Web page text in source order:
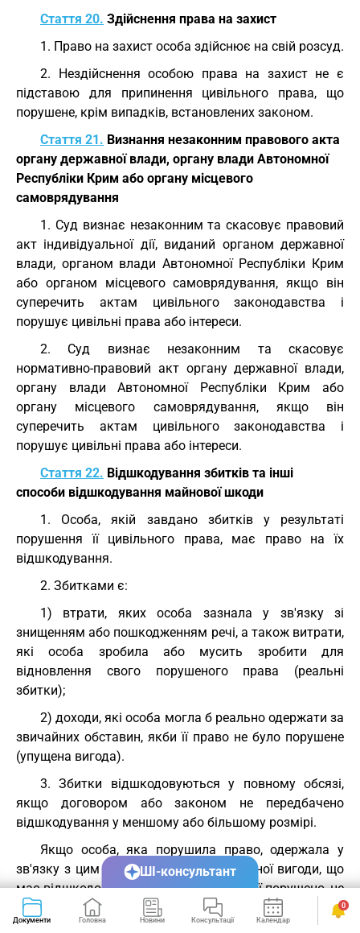
Стаття 20. Здійснення права на захист
1. Право на захист особа здійснює на свій розсуд.
2. Нездійснення особою права на захист не є
підставою для припинення цивільного права, що
порушене, крім випадків, встановлених законом.
Стаття 21. Визнання незаконним правового акта
органу державної влади, органу влади Автономної
Республіки Крим або органу місцевого
самоврядування
1. Суд визнає незаконним та скасовує правовий
акт індивідуальної дії, виданий органом державної
влади, органом влади Автономної Республіки Крим
або органом місцевого самоврядування, якщо він
суперечить актам цивільного законодавства і
порушує цивільні права або інтереси.
2. Суд визнає незаконним та скасовує
нормативно-правовий акт органу державної влади,
органу влади Автономної Республіки Крим або
органу місцевого самоврядування, якщо він
суперечить актам цивільного законодавства і
порушує цивільні права або інтереси.
Стаття 22. Відшкодування збитків та інші
способи відшкодування майнової шкоди
1. Особа, якій завдано збитків у результаті
порушення її цивільного права, має право на їх
відшкодування.
2. Збитками є:
1) втрати, яких особа зазнала у зв'язку зі
знищенням або пошкодженням речі, а також витрати,
які особа зробила або мусить зробити для
відновлення свого порушеного права (реальні
збитки);
2) доходи, які особа могла б реально одержати за
звичайних обставин, якби її право не було порушене
(упущена вигода).
3. Збитки відшкодовуються у повному обсязі,
якщо договором або законом не передбачено
відшкодування у меншому або більшому розмірі.
Якщо особа, яка порушила право, одержала у
зв'язку з цим доходи, то розмір упущеної вигоди, що
має відшкодовуватися особі, право якої порушено, не
може бути меншим від доходів, одержаних особою,
яка порушила право.
Документи Головна Новини Консультації Календар Сервіси
0
ШІ-консультант